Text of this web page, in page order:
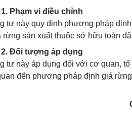
Phạm vi điều chỉnh
tư này quy định phương pháp
rừng sản xuất thuộc sở hữu toàn
Đối tượng áp dụng
tư này áp dụng đối với cơ quan,
đến phương pháp định giá